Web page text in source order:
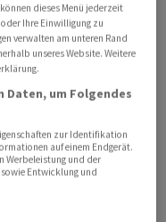
Fast 14 800 Bussen
Bei den Lkw
Fahrzeuge das Plus
nach
oder
des Jahres
nach
für Busse
dieses Menü jederzeit
Ihre Einwilligung zu
verwalten am unteren Rand
unseres Website. Weitere
um Folgendes
zur Identifikation
auf einem Endgerät.
Werbeleistung und der
Entwicklung und